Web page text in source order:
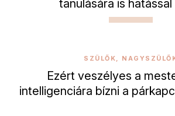
tanulására is
SZÜLŐK,
Ezért veszélyes a
intelligenciára bízni a